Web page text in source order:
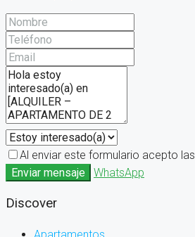
Al enviar este formulario acepto las
Enviar mensaje
WhatsApp
Discover
Apartamentos